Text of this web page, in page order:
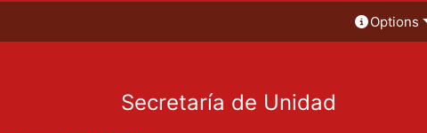
Options
Secretaría de Unidad